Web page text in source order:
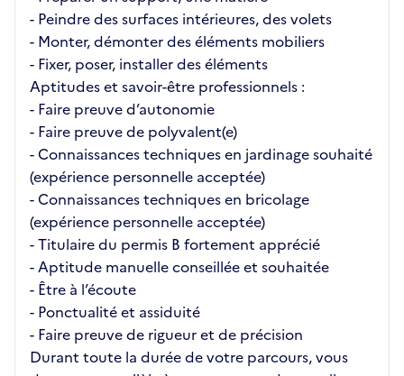
- Peindre des surfaces intérieures, des volets
- Monter, démonter des éléments mobiliers
- Fixer, poser, installer des éléments
Aptitudes et savoir-être professionnels :
- Faire preuve d’autonomie
- Faire preuve de polyvalent(e)
- Connaissances techniques en jardinage souhaité
(expérience personnelle acceptée)
- Connaissances techniques en bricolage
(expérience personnelle acceptée)
- Titulaire du permis B fortement apprécié
- Aptitude manuelle conseillée et souhaitée
- Être à l’écoute
- Ponctualité et assiduité
- Faire preuve de rigueur et de précision
Durant toute la durée de votre parcours, vous